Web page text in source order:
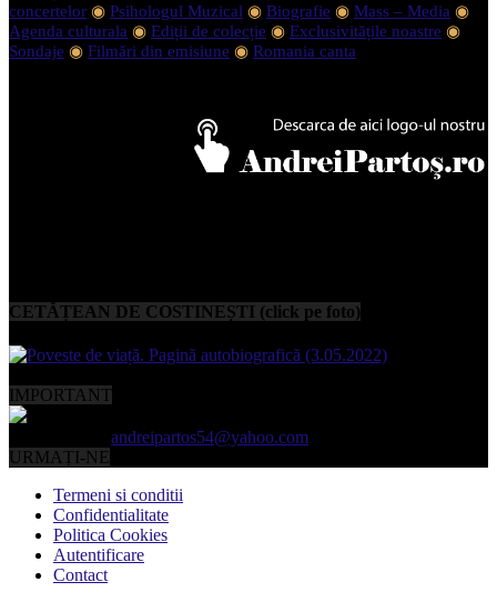
concertelor ◉ Psihologul Muzical ◉ Biografie ◉ Mass – Media ◉
Agenda culturala ◉ Ediții de colecție ◉ Exclusivitățile noastre ◉
Sondaje ◉ Filmări din emisiune ◉ Romania canta
CETĂȚEAN DE COSTINEȘTI (click pe foto)
IMPORTANT
andreipartos54@yahoo.com
URMAȚI-NE
Termeni si conditii
Confidentialitate
Politica Cookies
Autentificare
Contact